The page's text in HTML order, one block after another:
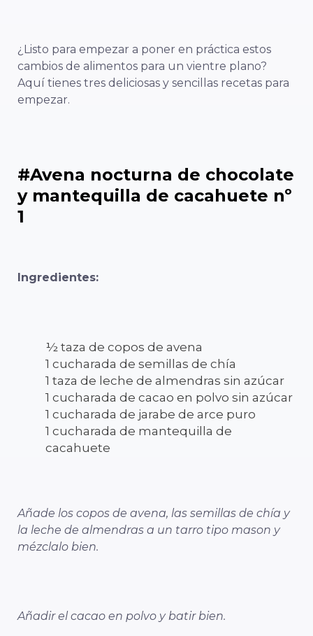
¿Listo para empezar a poner en práctica estos
cambios de alimentos para un vientre plano?
Aquí tienes tres deliciosas y sencillas recetas para
empezar.
#Avena nocturna de chocolate
y mantequilla de cacahuete nº
1
Ingredientes:
½ taza de copos de avena
1 cucharada de semillas de chía
1 taza de leche de almendras sin azúcar
1 cucharada de cacao en polvo sin azúcar
1 cucharada de jarabe de arce puro
1 cucharada de mantequilla de
cacahuete
Añade los copos de avena, las semillas de chía y
la leche de almendras a un tarro tipo mason y
mézclalo bien.
Añadir el cacao en polvo y batir bien.